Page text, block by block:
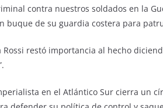
contra nuestros soldados en la
buque de su guardia costera para
restó importancia al hecho
en el Atlántico Sur cierra un